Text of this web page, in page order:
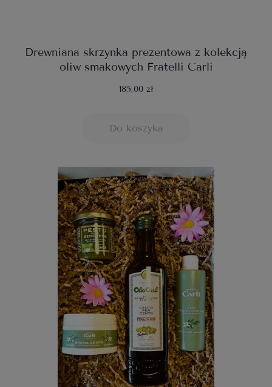
Drewniana skrzynka prezentowa z kolekcją
oliw smakowych Fratelli Carli
185,00 zł
Do koszyka